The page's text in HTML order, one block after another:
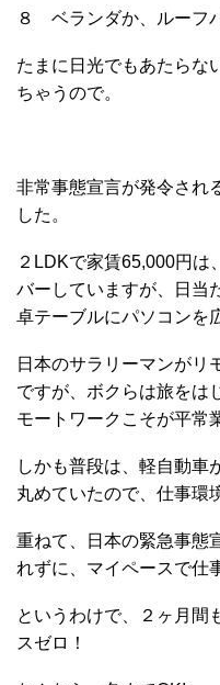
８ ベランダか、ルーフ
たまに日光でもあたらな
ちゃうので。
非常事態宣言が発令され
した。
２LDKで家賃65,000円は
バーしていますが、日当
卓テーブルにパソコンを
日本のサラリーマンがリ
ですが、ボクらは旅をは
モートワークこそが平常
しかも普段は、軽自動車
丸めていたので、仕事環
重ねて、日本の緊急事態
れずに、マイペースで仕
というわけで、２ヶ月間
スゼロ！